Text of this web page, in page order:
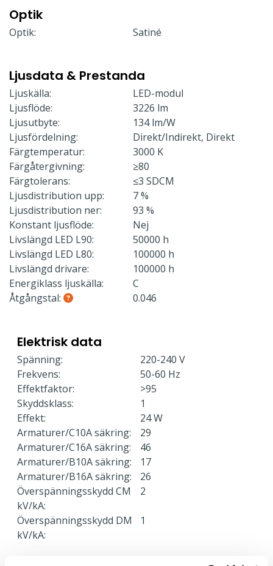
Optik
Optik: Satiné
Ljusdata & Prestanda
Ljuskälla:
LED-modul
Ljusflöde:
3226 lm
Ljusutbyte:
134 lm/W
Ljusfördelning:
Direkt/Indirekt, Direkt
Färgtemperatur:
3000 K
Färgåtergivning:
≥80
Färgtolerans:
≤3 SDCM
Ljusdistribution upp:
7 %
Ljusdistribution ner:
93 %
Konstant ljusflöde:
Nej
Livslängd LED L90:
50000 h
Livslängd LED L80:
100000 h
Livslängd drivare:
100000 h
Energiklass ljuskälla:
C
Åtgångstal:
0.046
Elektrisk data
Spänning:
220-240 V
Frekvens:
50-60 Hz
Effektfaktor:
>95
Skyddsklass:
1
Effekt:
24 W
Armaturer/C10A säkring:
29
Armaturer/C16A säkring:
46
Armaturer/B10A säkring:
17
Armaturer/B16A säkring:
26
Överspänningsskydd CM
kV/kA:
2
Överspänningsskydd DM
kV/kA:
1